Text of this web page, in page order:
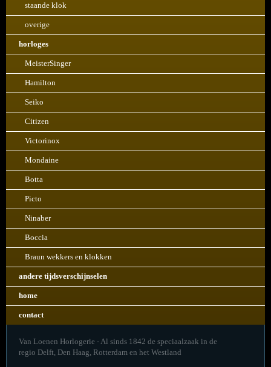
staande klok
overige
horloges
MeisterSinger
Hamilton
Seiko
Citizen
Victorinox
Mondaine
Botta
Picto
Ninaber
Boccia
Braun wekkers en klokken
andere tijdsverschijnselen
home
contact
Van Loenen Horlogerie - Al sinds 1842 de speciaalzaak in de
regio Delft, Den Haag, Rotterdam en het Westland